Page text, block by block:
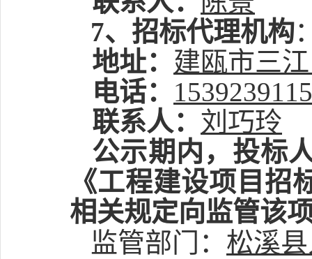
7、招标代理机构
地址： 建瓯市三
电话：
联系人： 刘巧玲
公示期内，投标
《工程建设项目
相关规定向监管该
监管部门： 松溪